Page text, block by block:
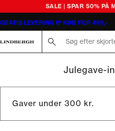
SALE | SPAR 50% PÅ
GRATIS LEVERING V/ KØB FOR 499,-
Julegave-
Gaver under 300 kr.